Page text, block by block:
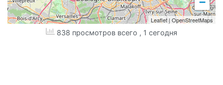
Leaflet| OpenStreetMaps
838 просмотров всего , 1 сегодня